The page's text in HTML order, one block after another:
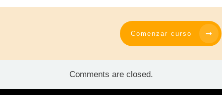
Comenzar curso
Comments are closed.